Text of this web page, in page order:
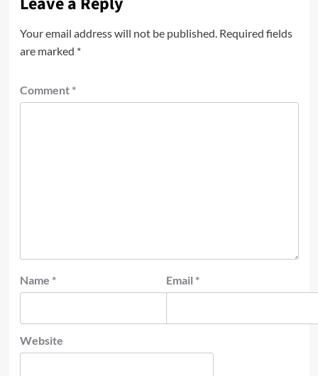
Your email address will not be published. Required fields
are marked *
Comment *
Name * Email *
Website